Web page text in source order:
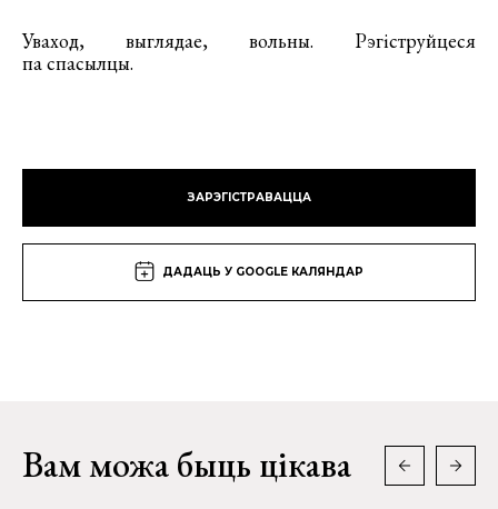
Уваход, выглядае, вольны. Рэгіструйцеся
па спасылцы.
ЗАРЭГІСТРАВАЦЦА
ДАДАЦЬ У GOOGLE КАЛЯНДАР
Вам можа быць цікава